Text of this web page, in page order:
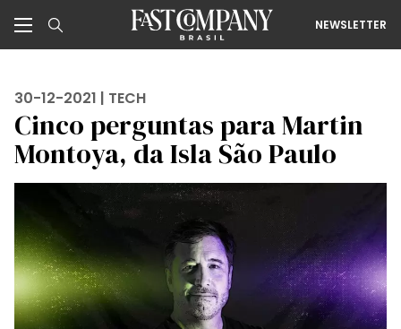
NEWSLETTER
30-12-2021 | TECH
Cinco perguntas para Martin
Montoya, da Isla São Paulo